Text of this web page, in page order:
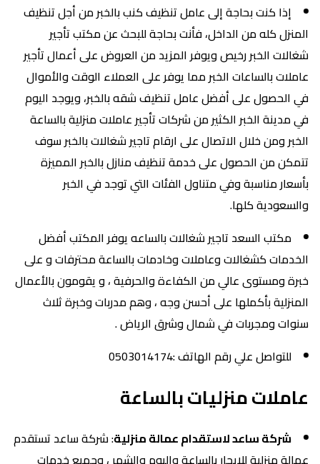
إذا كنت بحاجة إلى عامل تنظيف كنب بالخبر من أجل تنظيف
المنزل كله من الداخل، فأنت بحاجة للبحث عن مكتب تأجير
شغالات الخبر رخيص ويوفر المزيد من العروض على أعمال تأجير
عاملات بالساعات الخبر مما يوفر على العملاء الوقت والأموال
في الحصول على أفضل عامل تنظيف شقه بالخبر، ويوجد اليوم
في مدينة الخبر الكثير من شركات تأجير عاملات منزلية بالساعة
الخبر ومن خلال الاتصال على ارقام تاجير شغالات بالخبر سوف
تتمكن من الحصول على خدمة تنظيف منازل بالخبر المميزة
بأسعار مناسبة وفي متناول الفئات التي توجد في الخبر
والسعودية كلها.
مكتب السعد تاجير شغالات بالساعه يوفر المكتب أفضل
الخدمات كشغالات وعاملات وخادمات بالساعة محترفات و على
خبرة ومستوى عالي من الكفاءة والحرفية ، و يقومون بالأعمال
المنزلية بأكملها على أحسن وجه ، وهم مدربات وخبرة ثلاث
سنوات ومجربات في شمال وشرق الرياض .
للتواصل علي رقم الهاتف :0503014174
عاملات منزليات بالساعة
شركة ساعد لاستقدام عمالة منزلية: شركة ساعد تستقدم
عمالة منزلية للايجار بالساعة واليوم والشهر ، وجميع خدمات